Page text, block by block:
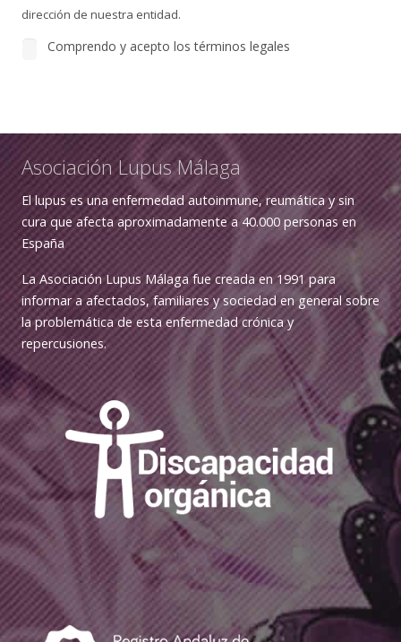
dirección de nuestra entidad.
Comprendo y acepto los términos legales
Asociación Lupus Málaga
El lupus es una enfermedad autoinmune, reumática y sin
cura que afecta aproximadamente a 40.000 personas en
España
La Asociación Lupus Málaga fue creada en 1991 para
informar a afectados, familiares y sociedad en general sobre
la problemática de esta enfermedad crónica y
repercusiones.